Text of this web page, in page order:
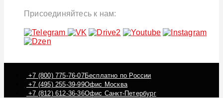
Присоединяйтесь к нам:
+7 (800) 775-76-07Бесплатно по России
+7 (495) 255-39-99Офис Москва
+7 (812) 612-36-36Офис Санкт-Петербург